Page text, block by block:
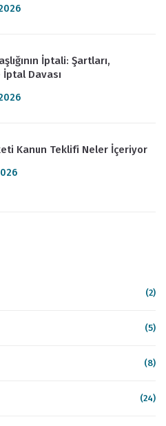
İptali: Şartları,
İptal Davası
Kanun Teklifi Neler İçeriyor
(2)
(5)
(8)
(24)